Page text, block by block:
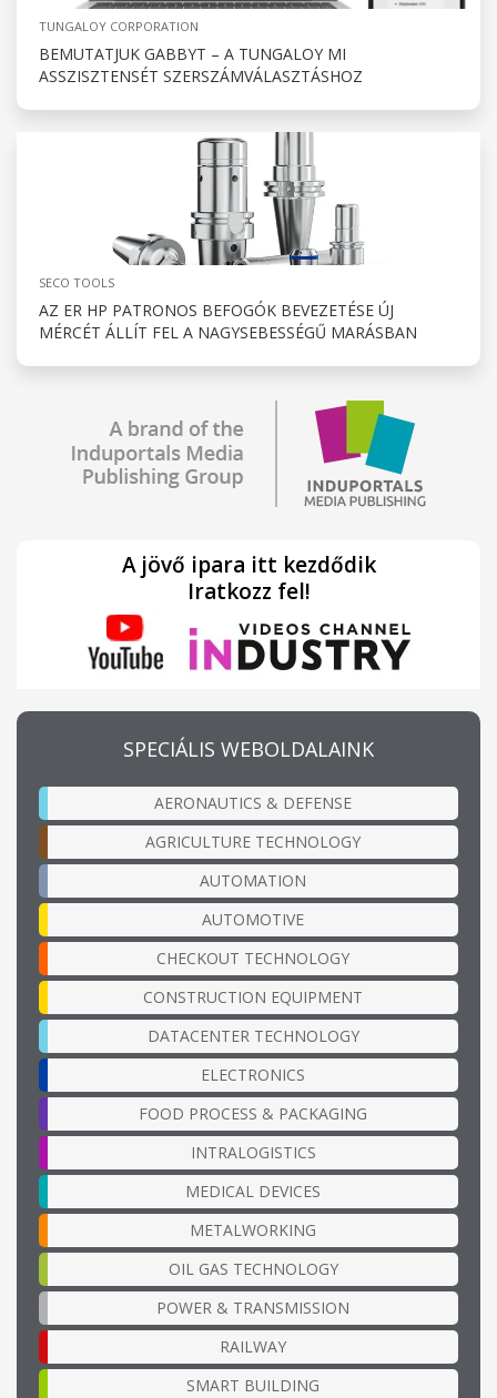
TUNGALOY CORPORATION
BEMUTATJUK GABBYT – A TUNGALOY MI
ASSZISZTENSÉT SZERSZÁMVÁLASZTÁSHOZ
SECO TOOLS
AZ ER HP PATRONOS BEFOGÓK BEVEZETÉSE ÚJ
MÉRCÉT ÁLLÍT FEL A NAGYSEBESSÉGŰ MARÁSBAN
A jövő ipara itt kezdődik
Iratkozz fel!
SPECIÁLIS WEBOLDALAINK
AERONAUTICS & DEFENSE
AGRICULTURE TECHNOLOGY
AUTOMATION
AUTOMOTIVE
CHECKOUT TECHNOLOGY
CONSTRUCTION EQUIPMENT
DATACENTER TECHNOLOGY
ELECTRONICS
FOOD PROCESS & PACKAGING
INTRALOGISTICS
MEDICAL DEVICES
METALWORKING
OIL GAS TECHNOLOGY
POWER & TRANSMISSION
RAILWAY
SMART BUILDING